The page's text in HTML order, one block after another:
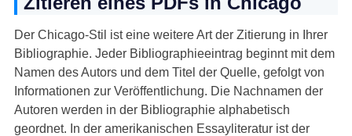
Der Chicago-Stil ist eine weitere Art der Zitierung in Ihrer
Bibliographie. Jeder Bibliographieeintrag beginnt mit dem
Namen des Autors und dem Titel der Quelle, gefolgt von
Informationen zur Veröffentlichung. Die Nachnamen der
Autoren werden in der Bibliographie alphabetisch
geordnet. In der amerikanischen Essayliteratur ist der